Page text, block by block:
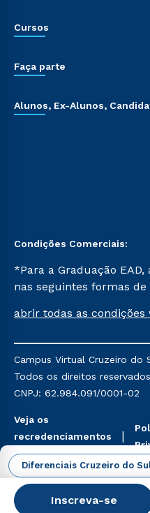
Diferenciais Cruzeiro do
Inscreva-se
Cursos
Faça parte
Alunos, Ex-Alunos,
Condições Comerciais:
*Para a Graduação
nas seguintes formas de
Já para as demais, a
mencionadas são
Religioso, Geografia para
do Ensino de História:
abrir todas as condições
Campus Virtual Cruzeiro
Todos os direitos
CNPJ: 62.984.091/0001-02
Veja os
recredenciamentos
aqui